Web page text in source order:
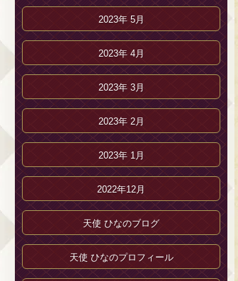
2023年 5月
2023年 4月
2023年 3月
2023年 2月
2023年 1月
2022年12月
天使 ひなのブログ
天使 ひなのプロフィール